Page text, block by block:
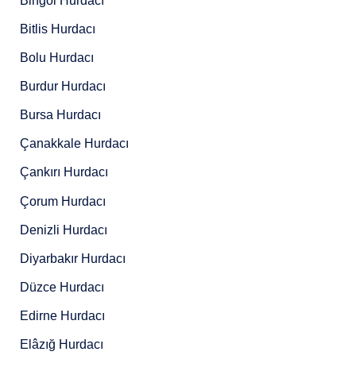
Bitlis Hurdacı
Bolu Hurdacı
Burdur Hurdacı
Bursa Hurdacı
Çanakkale Hurdacı
Çankırı Hurdacı
Çorum Hurdacı
Denizli Hurdacı
Diyarbakır Hurdacı
Düzce Hurdacı
Edirne Hurdacı
Elâzığ Hurdacı